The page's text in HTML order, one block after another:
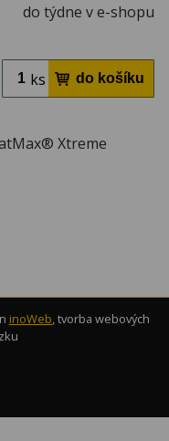
do týdne v e-shopu
ks
Xtreme
inoWeb, tvorba webových